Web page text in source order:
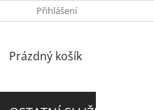
Přihlášení
NÁKUPNÍ
Prázdný košík